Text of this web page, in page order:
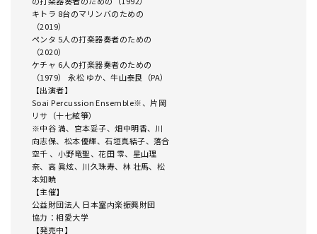
キトラ 8台のマリンバのための
（2019）
ペンタ 5人の打楽器奏者のための
（2020）
ケチャ 6人の打楽器奏者のための
（1979） 永松 ゆか、牛山泰良（PA）
【出演者】
Soai Percussion Ensemble※、片岡
リサ（十七絃箏）
※中谷 満、宮本妥子、畑中明香、川
向志保、松本優輝、石垣真結子、落合
空千 、小野竜聖、花田 零、星山理
奈、高 眞炫、川久珠寿、林 壮馬、松
本知暁
【主催】
公益財団法人 日本室内楽振興財団
協力：相愛大学
【発売中】